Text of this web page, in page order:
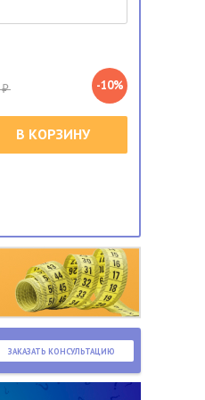
₽ -10%
В КОРЗИНУ
ЗАКАЗАТЬ КОНСУЛЬТАЦИЮ